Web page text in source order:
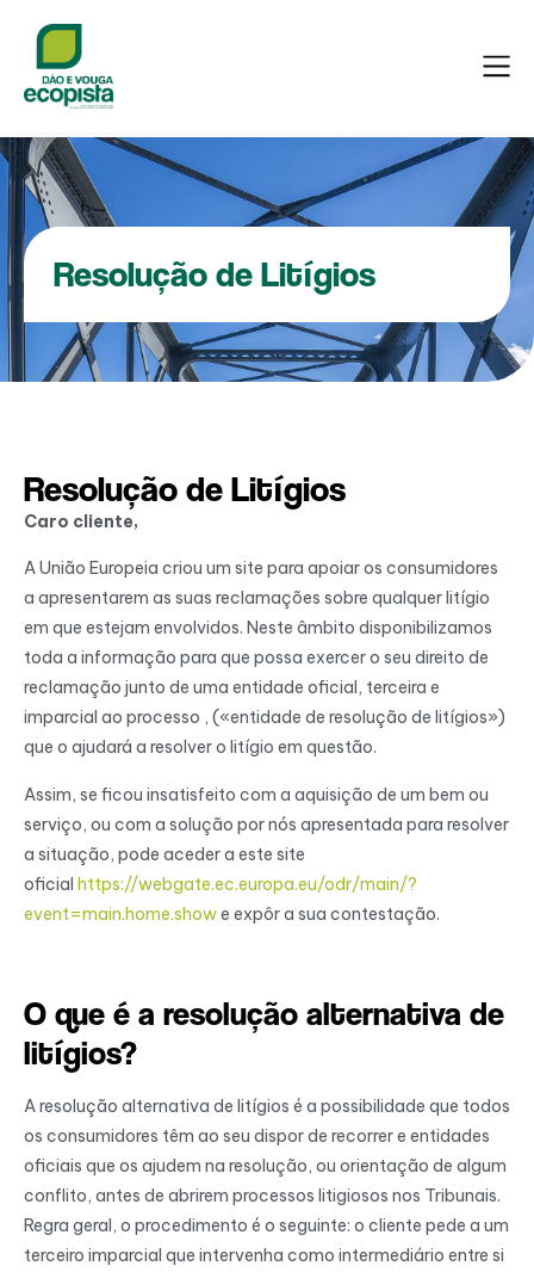
Resolução de Litígios
Resolução de Litígios
Caro cliente,
A União Europeia criou um site para apoiar os consumidores
a apresentarem as suas reclamações sobre qualquer litígio
em que estejam envolvidos. Neste âmbito disponibilizamos
toda a informação para que possa exercer o seu direito de
reclamação junto de uma entidade oficial, terceira e
imparcial ao processo , («entidade de resolução de litígios»)
que o ajudará a resolver o litígio em questão.
Assim, se ficou insatisfeito com a aquisição de um bem ou
serviço, ou com a solução por nós apresentada para resolver
a situação, pode aceder a este site
oficial https://webgate.ec.europa.eu/odr/main/?
event=main.home.showe expôr a sua contestação.
O que é a resolução alternativa de
litígios?
A resolução alternativa de litígios é a possibilidade que todos
os consumidores têm ao seu dispor de recorrer e entidades
oficiais que os ajudem na resolução, ou orientação de algum
conflito, antes de abrirem processos litigiosos nos Tribunais.
Regra geral, o procedimento é o seguinte: o cliente pede a um
terceiro imparcial que intervenha como intermediário entre si